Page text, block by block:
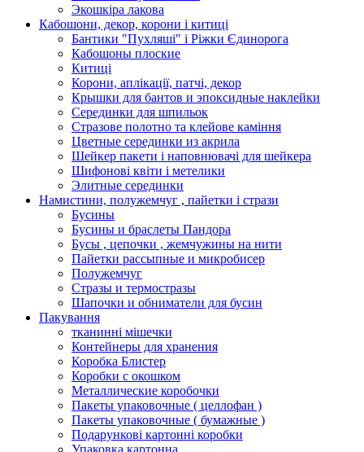
Экошкiра лакова
Кабошони, декор, корони і китиці
Бантики "Пухляші" і Ріжки Єдинорога
Кабошоны плоские
Китиці
Корони, аплікації, патчі, декор
Крышки для бантов и эпоксидные наклейки
Серединки для шпильок
Стразове полотно та клейове каміння
Цветные серединки из акрила
Шейкер пакети і наповнювачі для шейкера
Шифонові квіти і метелики
Элитные серединки
Намистини, полужемчуг , пайетки і стрази
Бусины
Бусины и браслеты Пандора
Бусы , цепочки , жемчужины на нити
Пайетки рассыпные и микробисер
Полужемчуг
Стразы и термостразы
Шапочки и обниматели для бусин
Пакування
тканинні мішечки
Контейнеры для хранения
Коробка Блистер
Коробки с окошком
Металлические коробочки
Пакеты упаковочные ( целлофан )
Пакеты упаковочные ( бумажные )
Подарункові картонні коробки
Упаковка картонна